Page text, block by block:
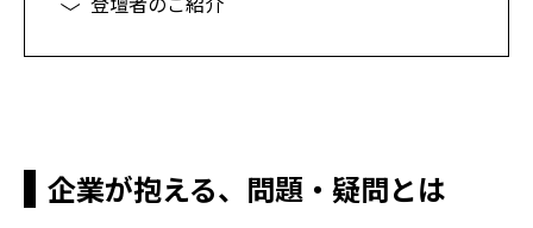
企業が抱える、問題・疑問とは